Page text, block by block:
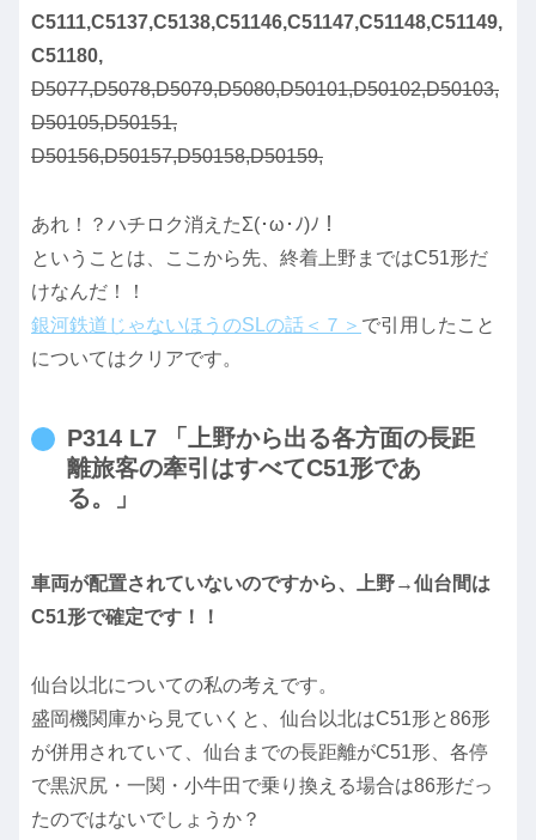
C5111,C5137,C5138,C51146,C51147,C51148,C51149,
C51180,
D5077,D5078,D5079,D5080,D50101,D50102,D50103,
D50105,D50151,
D50156,D50157,D50158,D50159,
あれ！？ハチロク消えたΣ(･ω･ﾉ)ﾉ！
ということは、ここから先、終着上野まではC51形だ
けなんだ！！
銀河鉄道じゃないほうのSLの話＜７＞ で引用したこと
についてはクリアです。
P314 L7 「上野から出る各方面の長距
離旅客の牽引はすべてC51形であ
る。」
車両が配置されていないのですから、上野→仙台間は
C51形で確定です！！
仙台以北についての私の考えです。
盛岡機関庫から見ていくと、仙台以北はC51形と86形
が併用されていて、仙台までの長距離がC51形、各停
で黒沢尻・一関・小牛田で乗り換える場合は86形だっ
たのではないでしょうか？